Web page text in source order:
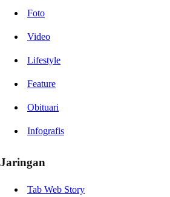
Foto
Video
Lifestyle
Feature
Obituari
Infografis
Jaringan
Tab Web Story